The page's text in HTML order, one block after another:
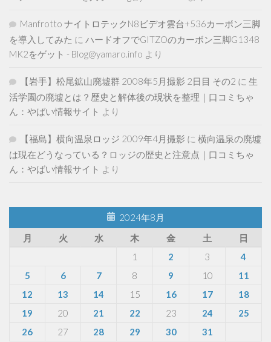
Manfrotto ナイトロテックN8ビデオ雲台+536カーボン三脚
を導入してみた に ハードオフでGITZOのカーボン三脚G1348
MK2をゲット - Blog@yamaro.info より
【岩手】松尾鉱山廃墟群 2008年5月撮影 2日目 その2 に 生
活学園の廃墟とは？歴史と解体後の現状を整理｜口コミちゃ
ん：やばい情報サイト より
【福島】横向温泉ロッジ 2009年4月撮影 に 横向温泉の廃墟
は現在どうなっている？ロッジの歴史と注意点｜口コミちゃ
ん：やばい情報サイト より
2024年8月
月
火 水 木 金 土
日
1
2 3
4
5
6 7 8 9 10
11
12
13 14 15 16 17
18
19
20 21 22 23 24
25
26
27 28 29 30
31